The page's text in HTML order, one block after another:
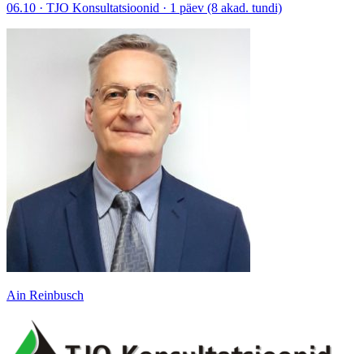
06.10 · TJO Konsultatsioonid · 1 päev (8 akad. tundi)
Ain Reinbusch